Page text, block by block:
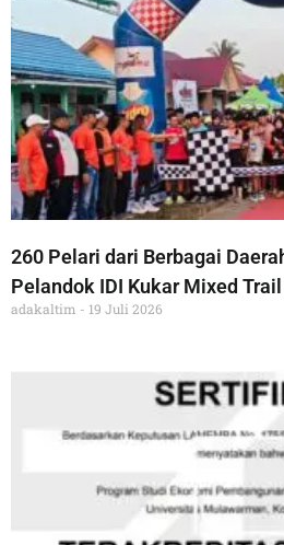
260 Pelari dari Berbagai
Pelandok IDI Kukar Mixed
adakaltim 19 Juli 2026